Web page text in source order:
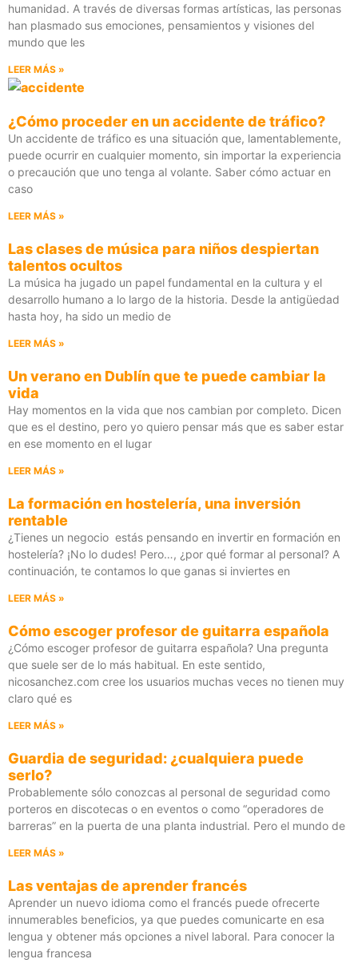
humanidad. A través de diversas formas artísticas, las personas
han plasmado sus emociones, pensamientos y visiones del
mundo que les
LEER MÁS »
¿Cómo proceder en un accidente de tráfico?
Un accidente de tráfico es una situación que, lamentablemente,
puede ocurrir en cualquier momento, sin importar la experiencia
o precaución que uno tenga al volante. Saber cómo actuar en
caso
LEER MÁS »
Las clases de música para niños despiertan
talentos ocultos
La música ha jugado un papel fundamental en la cultura y el
desarrollo humano a lo largo de la historia. Desde la antigüedad
hasta hoy, ha sido un medio de
LEER MÁS »
Un verano en Dublín que te puede cambiar la
vida
Hay momentos en la vida que nos cambian por completo. Dicen
que es el destino, pero yo quiero pensar más que es saber estar
en ese momento en el lugar
LEER MÁS »
La formación en hostelería, una inversión
rentable
¿Tienes un negocio estás pensando en invertir en formación en
hostelería? ¡No lo dudes! Pero…, ¿por qué formar al personal? A
continuación, te contamos lo que ganas si inviertes en
LEER MÁS »
Cómo escoger profesor de guitarra española
¿Cómo escoger profesor de guitarra española? Una pregunta
que suele ser de lo más habitual. En este sentido,
nicosanchez.com cree los usuarios muchas veces no tienen muy
claro qué es
LEER MÁS »
Guardia de seguridad: ¿cualquiera puede
serlo?
Probablemente sólo conozcas al personal de seguridad como
porteros en discotecas o en eventos o como “operadores de
barreras” en la puerta de una planta industrial. Pero el mundo de
LEER MÁS »
Las ventajas de aprender francés
Aprender un nuevo idioma como el francés puede ofrecerte
innumerables beneficios, ya que puedes comunicarte en esa
lengua y obtener más opciones a nivel laboral. Para conocer la
lengua francesa